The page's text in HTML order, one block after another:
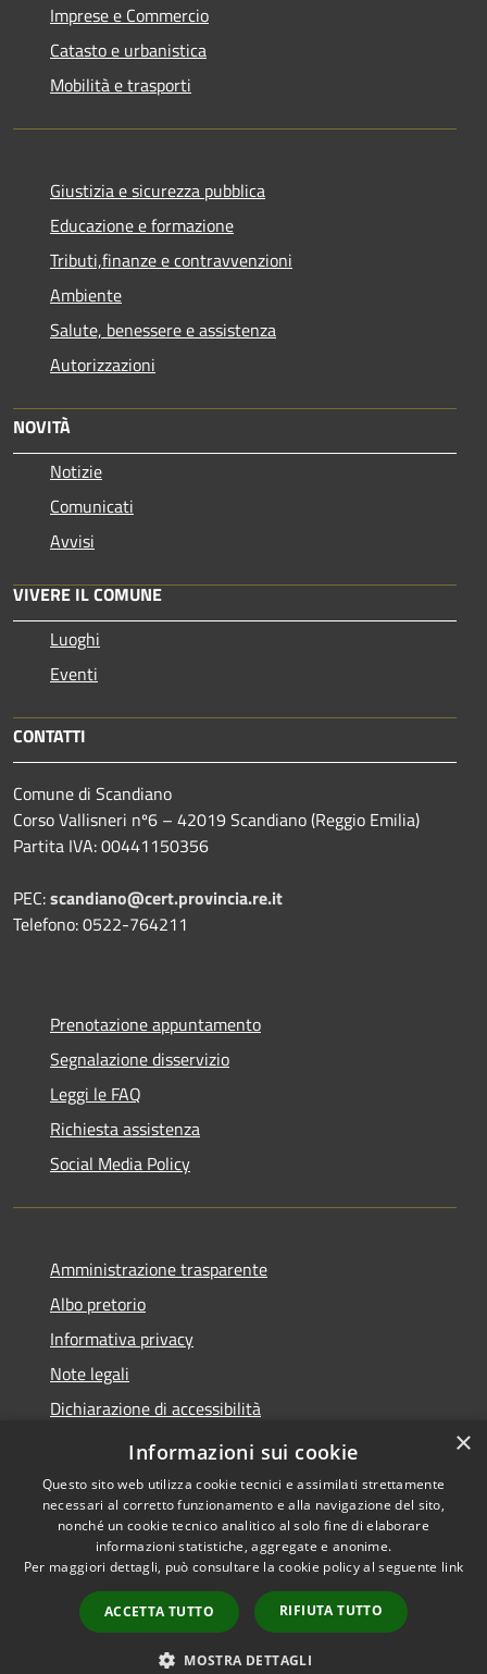
Imprese e Commercio
Catasto e urbanistica
Mobilità e trasporti
Giustizia e sicurezza pubblica
Educazione e formazione
Tributi,finanze e contravvenzioni
Ambiente
Salute, benessere e assistenza
Autorizzazioni
NOVITÀ
Notizie
Comunicati
Avvisi
VIVERE IL COMUNE
Luoghi
Eventi
CONTATTI
Comune di Scandiano
Corso Vallisneri nº6 – 42019 Scandiano (Reggio Emilia)
Partita IVA: 00441150356
PEC:scandiano@cert.provincia.re.it
Telefono: 0522-764211
Prenotazione appuntamento
Segnalazione disservizio
Leggi le FAQ
Richiesta assistenza
Social Media Policy
Amministrazione trasparente
Albo pretorio
Informativa privacy
Note legali
Dichiarazione di accessibilità
Piano di miglioramento del sito
Accessibility
Copyright © 2026 • Comune di
Scandiano • Powered by
Municipium•
Admin
access
×
Informazioni sui cookie
Questo sito web utilizza cookie tecnici e assimilati strettamente
necessari al corretto funzionamento e alla navigazione del sito,
nonché un cookie tecnico analitico al solo fine di elaborare
informazioni statistiche, aggregate e anonime.
Per maggiori dettagli, può consultare la cookie policy al seguente link
ACCETTA TUTTO RIFIUTA TUTTO
MOSTRA DETTAGLI